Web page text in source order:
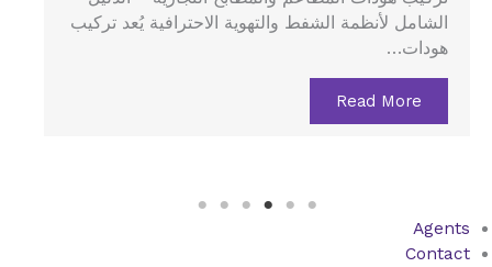
المطاعم والمطابخ المركزية يُعد هود الستانلس…
Read More
Agents
Contact